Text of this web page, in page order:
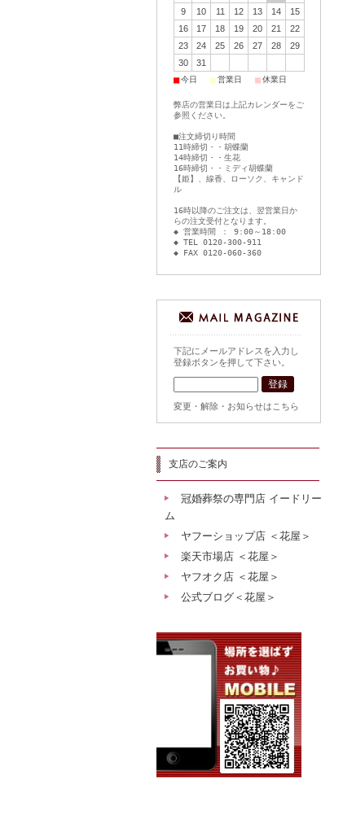
9
10 11 12 13 14
15
16
17 18 19 20 21
22
23
24 25 26 27 28
29
30
31
■今日 ■営業日 ■休業日
弊店の営業日は上記カレンダーをご
参照ください。
■注文締切り時間
11時締切・・胡蝶蘭
14時締切・・生花
16時締切・・ミディ胡蝶蘭
【姫】、線香、ローソク、キャンド
ル
16時以降のご注文は、翌営業日か
らの注文受付となります。
◆ 営業時間 ： 9:00～18:00
◆ TEL 0120-300-911
◆ FAX 0120-060-360
下記にメールアドレスを入力し
登録ボタンを押して下さい。
変更・解除・お知らせはこちら
支店のご案内
冠婚葬祭の専門店 イードリー
ム
ヤフーショップ店 ＜花屋＞
楽天市場店 ＜花屋＞
ヤフオク店 ＜花屋＞
公式ブログ＜花屋＞